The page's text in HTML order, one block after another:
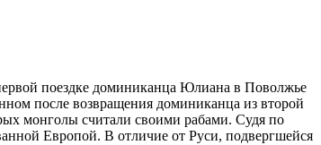
поездке доминиканца Юлиана в Поволжье
после возвращения доминиканца из второй
монголы считали своими рабами. Судя по
Европой. В отличие от Руси, подвергшейся